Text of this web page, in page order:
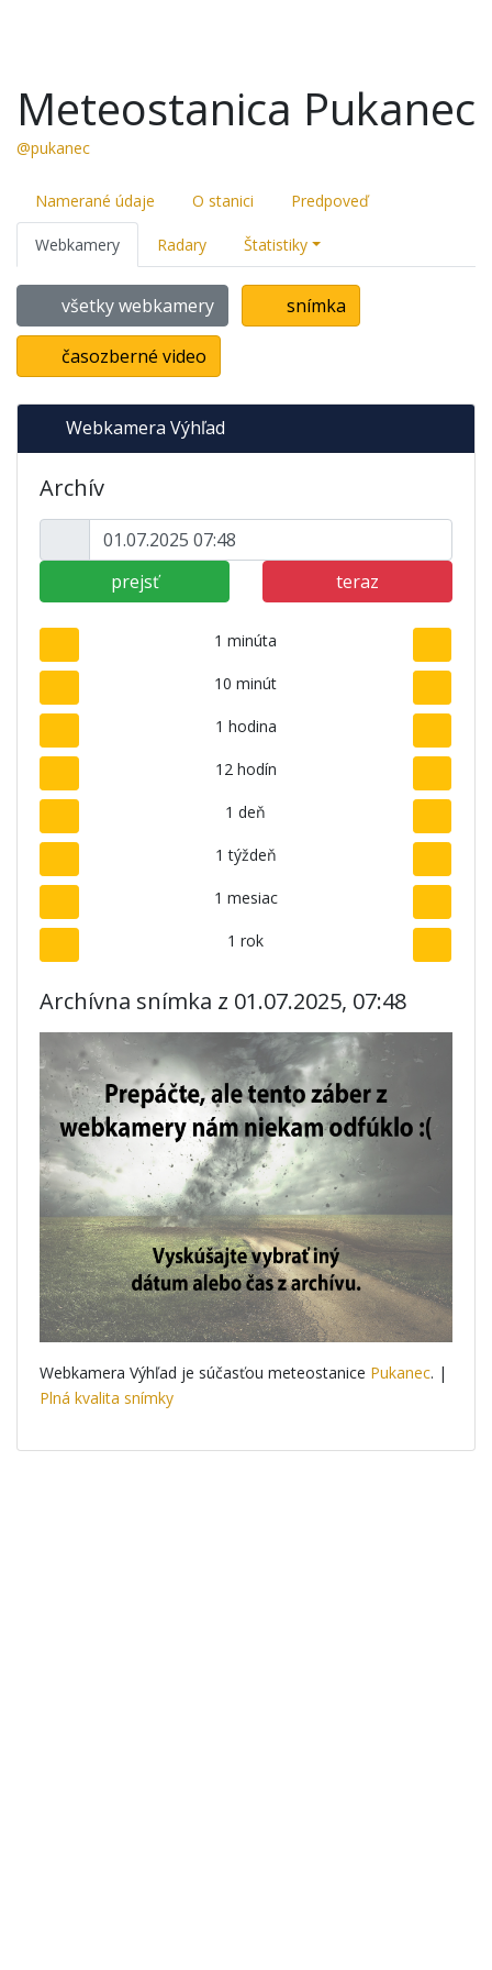
Meteostanica Pukanec
@pukanec
Namerané údaje O stanici Predpoveď
Webkamery Radary Štatistiky
všetky webkamery snímka
časozberné video
Webkamera Výhľad
Archív
prejsť teraz
1 minúta
10 minút
1 hodina
12 hodín
1 deň
1 týždeň
1 mesiac
1 rok
Archívna snímka z 01.07.2025, 07:48
Webkamera Výhľad je súčasťou meteostanice Pukanec. |
Plná kvalita snímky